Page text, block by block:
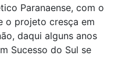
Paranaense, com o
o projeto cresça em
daqui alguns anos
Sucesso do Sul se